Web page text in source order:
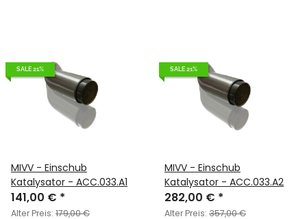
SALE 21%
MIVV - Einschub
Katalysator - ACC.033.A1
141,00 € *
Alter Preis: 179,00 €
SALE 21%
MIVV - Einschub
Katalysator - ACC.033.A2
282,00 € *
Alter Preis: 357,00 €